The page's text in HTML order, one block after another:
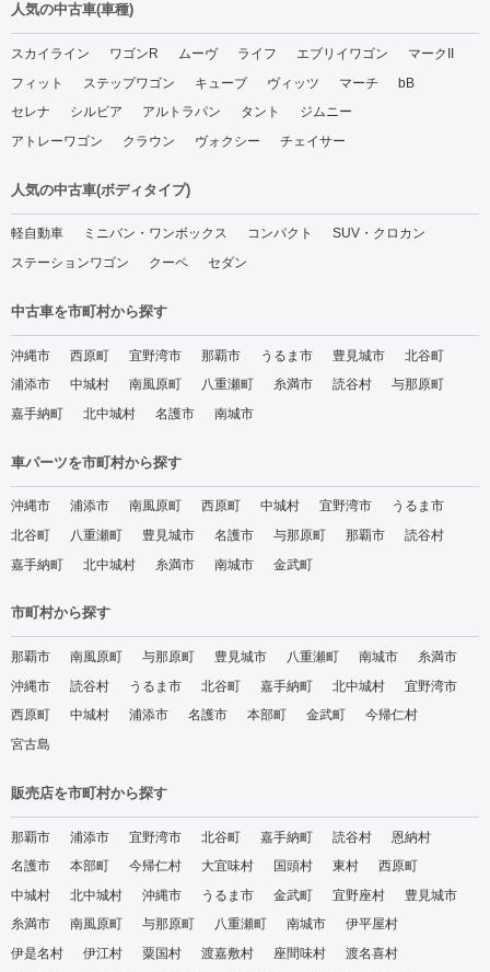
人気の中古車(車種)
スカイライン ワゴンR ムーヴ ライフ エブリイワゴン
マークII
フィット
ステップワゴン キューブ ヴィッツ マーチ
bB
セレナ
シルビア アルトラパン タント
ジムニー
アトレーワゴン
クラウン ヴォクシー チェイサー
人気の中古車(ボディタイプ)
軽自動車 ミニバン・ワンボックス コンパクト
SUV・クロカン
ステーションワゴン
クーペ セダン
中古車を市町村から探す
沖縄市 西原町 宜野湾市 那覇市 うるま市 豊見城市
北谷町
浦添市
中城村 南風原町 八重瀬町 糸満市 読谷村
与那原町
嘉手納町
北中城村 名護市 南城市
車パーツを市町村から探す
沖縄市 浦添市 南風原町 西原町 中城村 宜野湾市
うるま市
北谷町
八重瀬町 豊見城市 名護市 与那原町 那覇市
読谷村
嘉手納町
北中城村 糸満市 南城市 金武町
市町村から探す
那覇市 南風原町 与那原町 豊見城市 八重瀬町 南城市
糸満市
沖縄市
読谷村 うるま市 北谷町 嘉手納町 北中城村
宜野湾市
西原町
中城村 浦添市 名護市 本部町 金武町
今帰仁村
宮古島
販売店を市町村から探す
那覇市 浦添市 宜野湾市 北谷町 嘉手納町 読谷村
恩納村
名護市
本部町 今帰仁村 大宜味村 国頭村 東村
西原町
中城村
北中城村 沖縄市 うるま市 金武町 宜野座村
豊見城市
糸満市
南風原町 与那原町 八重瀬町 南城市
伊平屋村
伊是名村
伊江村 粟国村 渡嘉敷村 座間味村
渡名喜村